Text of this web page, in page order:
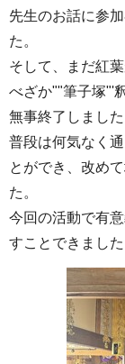
先生のお話に参
た。
そして、まだ紅
べざか""筆子塚"'
無事終了しました
普段は何気なく
とができ、改め
た。
今回の活動で有
すことできました